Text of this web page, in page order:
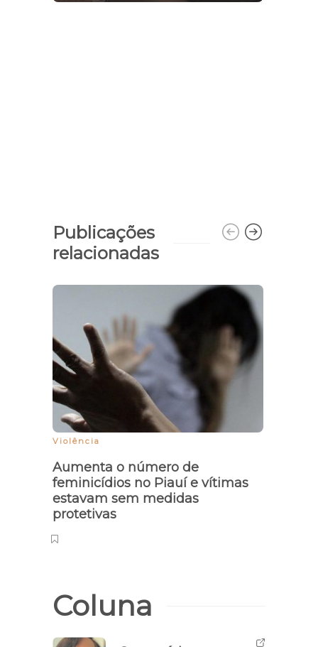
Publicações
relacionadas
Violência
Aumenta o número de
feminicídios no Piauí e vítimas
estavam sem medidas
protetivas
Coluna